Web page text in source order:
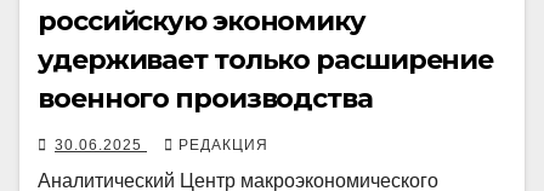
российскую экономику
удерживает только расширение
военного производства
30.06.2025 РЕДАКЦИЯ
Аналитический Центр макроэкономического